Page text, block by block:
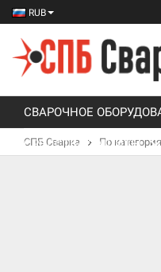
RUB
СВАРОЧНОЕ
СРЕДСТВА ЗАЩИТЫ
СПБ Сварка По